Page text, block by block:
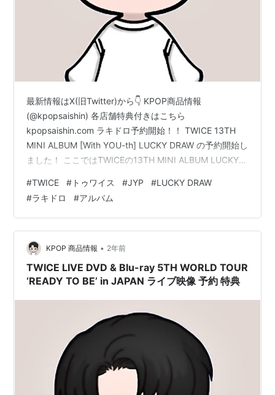
最新情報はX(旧Twitter)から👇 KPOP商品情報
(@kpopsaishin) 各店舗特典付きはこちら
kpopsaishin.com ラキドロ予約開始！！ TWICE 13TH
MINI ALBUM [With YOU-th] LUCKY DRAW の予約開始し
ました！ ここではTWICEの13TH MINI ALBUM LUCKY
ドロ特典 販売サイト 対象アルバム ■通常盤(Forever /
Glowing / Blast Ver.) ・カバー：各バージョン1種 ・フォ
トブック：各バージョン1種 ・CD-R：各バージョン1…
#TWICE # トゥワイス #JYP #LUCKY DRAW
#ラキドロ #アルバム
KPOP 商品情報 • 2年前
TWICE LIVE DVD & Blu-ray 5TH WORLD TOUR
‘READY TO BE’ in JAPAN ライブ映像 予約 特典